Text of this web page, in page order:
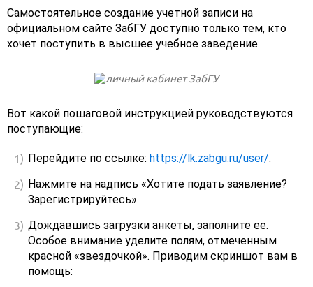
Самостоятельное создание учетной записи на
официальном сайте ЗабГУ доступно только тем, кто
хочет поступить в высшее учебное заведение.
Вот какой пошаговой инструкцией руководствуются
поступающие:
Перейдите по ссылке: https://lk.zabgu.ru/user/.
Нажмите на надпись «Хотите подать заявление?
Зарегистрируйтесь».
Дождавшись загрузки анкеты, заполните ее.
Особое внимание уделите полям, отмеченным
красной «звездочкой». Приводим скриншот вам в
помощь: